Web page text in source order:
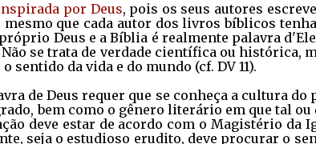
por Deus, pois os seus autores
que cada autor dos livros bíblicos
Deus e a Bíblia é realmente palavra
se trata de verdade científica ou histórica,
sentido da vida e do mundo (cf. DV 11).
de Deus requer que se conheça a cultura do
bem como o gênero literário em que tal ou
deve estar de acordo com o Magistério da
seja o estudioso erudito, deve procurar o